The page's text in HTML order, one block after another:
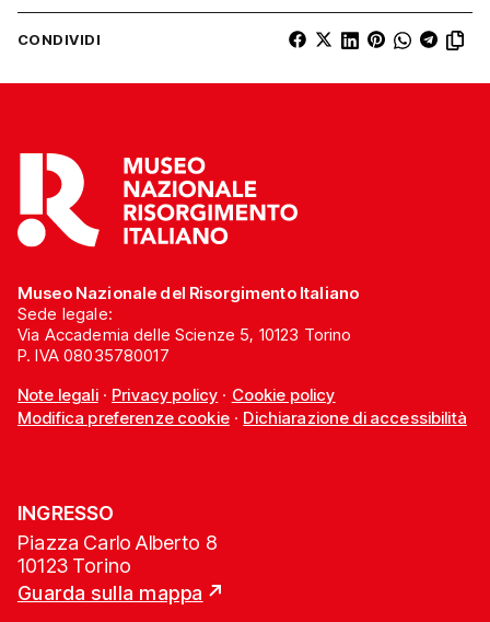
CONDIVIDI
Museo Nazionale del Risorgimento Italiano
Sede legale:
Via Accademia delle Scienze 5, 10123 Torino
P. IVA 08035780017
Note legali· Privacy policy · Cookie policy
Modifica preferenze cookie· Dichiarazione di accessibilità
INGRESSO
Piazza Carlo Alberto 8
10123 Torino
Guarda sulla mappa